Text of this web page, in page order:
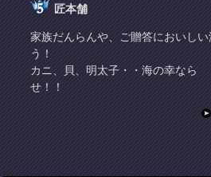
匠本舗
家族だんらんや、ご贈答においし
う！
カニ、貝、明太子・・海の幸なら
せ！！